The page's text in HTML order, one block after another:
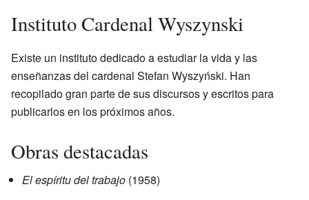
Instituto Cardenal Wyszynski
Existe un instituto dedicado a estudiar la vida y las
enseñanzas del cardenal Stefan Wyszyński. Han
recopilado gran parte de sus discursos y escritos para
publicarlos en los próximos años.
Obras destacadas
El espíritu del trabajo (1958)